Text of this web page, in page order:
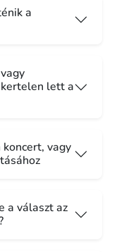
a
lett a
vagy
a választ az